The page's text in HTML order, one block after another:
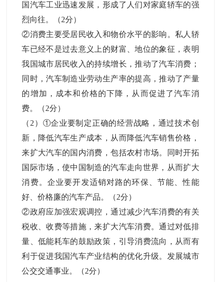
国汽车工业迅速发展，形成了人们对家庭轿车的强
烈向往。（2分）
②消费主要受居民收入和物价水平的影响。私人轿
车已经不是过去意义上的财富、地位的象征，表明
我国城市居民收入的持续增长，推动了汽车消费；
同时，汽车制造业劳动生产率的提高，推动了产量
的增加，成本和价格的下降，从而促进了汽车消
费。（2分）
（2）①企业要制定正确的经营战略，通过技术创
新，降低汽车生产成本，从而降低汽车销售价格，
来扩大汽车的国内消费，包括农村市场。同时开拓
国际市场，使中国制造的汽车走向世界，从而扩大
消费。企业要开发适销对路的环保、节能、性能
好、价格廉的汽车产品。（2分）
②政府应加强宏观调控，通过减少汽车消费的有关
税收、收费等措施，来扩大汽车消费。通过对低排
量、低能耗车的鼓励政策，引导消费流向，从而有
利于促进我国汽车产业结构的优化升级。发展城市
公交交通事业。（2分）